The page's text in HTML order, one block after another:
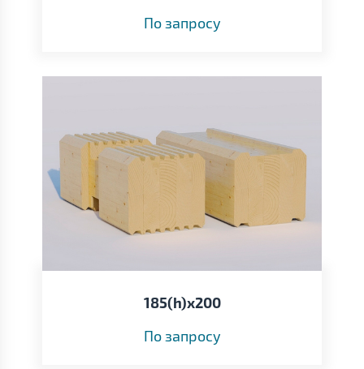
По запросу
185(h)х200
По запросу